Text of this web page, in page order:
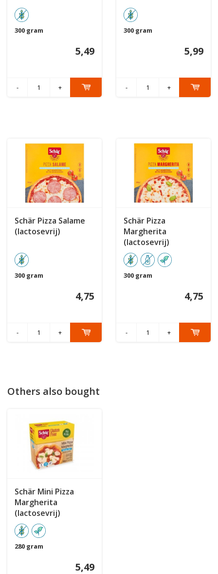
300 gram
5,49
- +
300 gram
5,99
- +
Schär Pizza Salame
(lactosevrij)
300 gram
4,75
- +
Schär Pizza
Margherita
(lactosevrij)
300 gram
4,75
- +
Others also bought
Schär Mini Pizza
Margherita
(lactosevrij)
280 gram
5,49